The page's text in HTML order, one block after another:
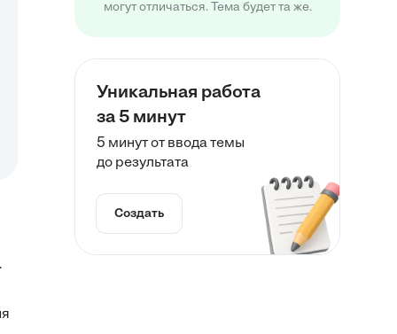
могут отличаться. Тема будет та же.
Уникальная работа
за 5 минут
5 минут от ввода темы
до результата
Создать